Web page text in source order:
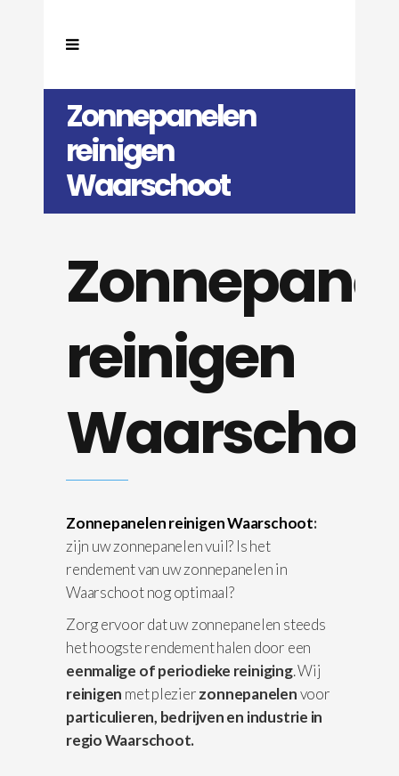
Zonnepanelen
reinigen
Waarschoot
reinigen
Zonnepanelen reinigen Waarschoot:
zijn uw zonnepanelen vuil? Is het
rendement van uw zonnepanelen in
Waarschoot nog optimaal?
Zorg ervoor dat uw zonnepanelen steeds
het hoogste rendement halen door een
eenmalige of periodieke reiniging. Wij
reinigen met plezierzonnepanelenvoor
particulieren, bedrijven en industrie in
regio Waarschoot.